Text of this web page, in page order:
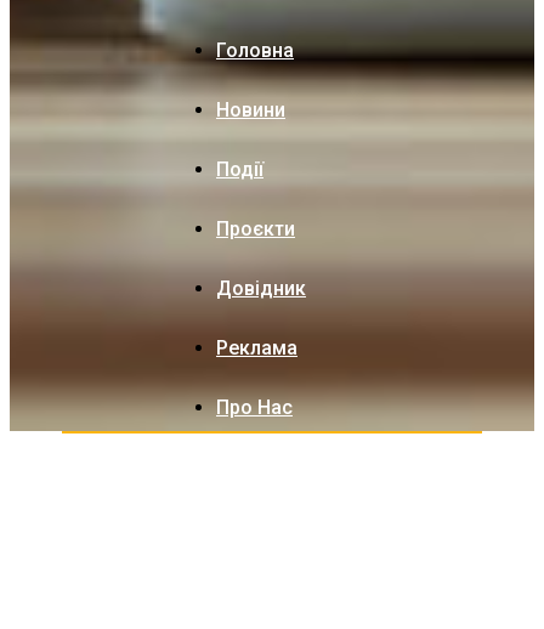
Головна
Новини
Події
Проєкти
Довідник
Реклама
Про Нас